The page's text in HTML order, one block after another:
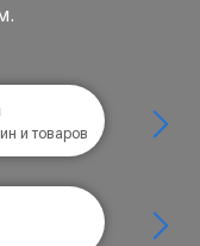
и товаров